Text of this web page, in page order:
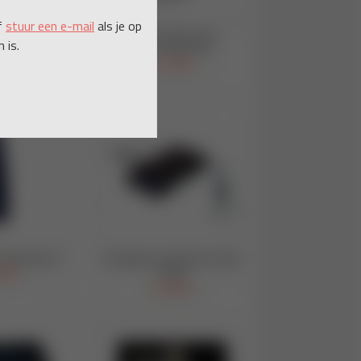
stuur een e-mail als je op
is.